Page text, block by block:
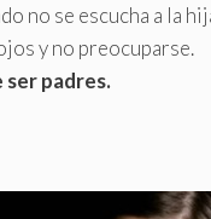
no se escucha a la
y no preocuparse.
ser padres.